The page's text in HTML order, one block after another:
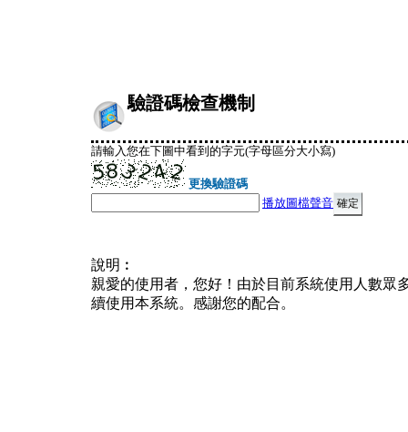
驗證碼檢查機制
請輸入您在下圖中看到的字元(字母區分大小寫)
更換驗證碼
播放圖檔聲音
說明︰
親愛的使用者，您好！由於目前系統使用人數眾
續使用本系統。感謝您的配合。